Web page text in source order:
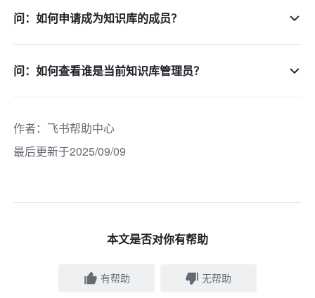
问：如何申请成为知识库的成员？
问：如何查看谁是当前知识库管理员？
作者： 飞书帮助中心
最后更新于2025/09/09
本文是否对你有帮助
有帮助 无帮助